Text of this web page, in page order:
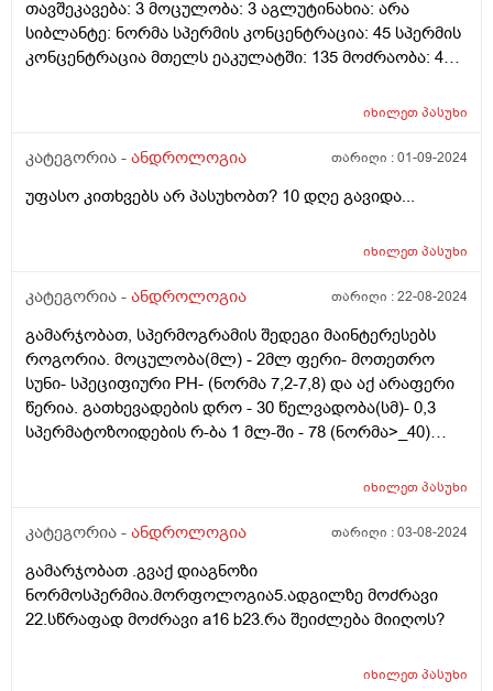
თავშეკავება: 3 მოცულობა: 3 აგლუტინახია: არა
სიბლანტე: ნორმა სპერმის კონცენტრაცია: 45 სპერმის
კონცენტრაცია მთელს ეაკულატში: 135 მოძრაობა: 40
ლეიკოციტები: 1-2 მხ/არ მადლობა ველოდები თქვენს
იხილეთპასუხი
კატეგორია - ანდროლოგია თარიღი :01-09-2024
უფასო კითხვებს არ პასუხობთ? 10 დღე გავიდა...
იხილეთპასუხი
კატეგორია - ანდროლოგია თარიღი :22-08-2024
გამარჯობათ, სპერმოგრამის შედეგი მაინტერესებს
როგორია. მოცულობა(მლ) - 2მლ ფერი- მოთეთრო
სუნი- სპეციფიური PH- (ნორმა 7,2-7,8) და აქ არაფერი
წერია. გათხევადების დრო - 30 წელვადობა(სმ)- 0,3
სპერმატოზოიდების რ-ბა 1 მლ-ში - 78 (ნორმა>_40)
წერია , არც ნორმაში და არც ისე. სპერმატოზოიდების
უნარიანობა%- 55-60% (ნორმა >_50%). წინსვლითი
მოძრაობის კოეფიციენტი - 2-3 (ნორმაა3-4)
სიცოცხლის უნარიანობა% - 65% (ნორმაა a+b, >_50%)
ნორმალური სპერმატოზოიდები- 45-47% (ნორმაა
<_50%) სპერმიოლიზისი-ფრაგმენტაცია - 25-30%
იხილეთპასუხი
კატეგორია - ანდროლოგია თარიღი :03-08-2024
გამარჯობათ .გვაქ დიაგნოზი
ნორმოსპერმია.მორფოლოგია5.ადგილზე მოძრავი
22.სწრაფად მოძრავი a16 b23.რა შეიძლება მიიღოს?
იხილეთპასუხი